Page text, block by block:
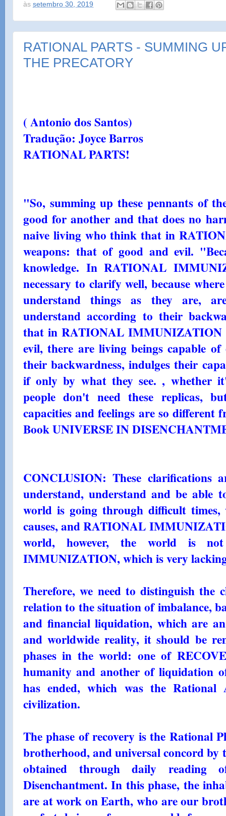
às setembro 30, 2019
RATIONAL PARTS - SUMMING
THE PRECATORY
( Antonio dos Santos)
Tradução: Joyce Barros
RATIONAL PARTS!
"So, summing up these pennants of
good for another and that does no
naive living who think that in
weapons: that of good and evil.
knowledge. In RATIONAL
necessary to clarify well, because
understand things as they are,
understand according to their
that in RATIONAL IMMUNIZATION
evil, there are living beings capable
their backwardness, indulges their
if only by what they see. , whether
people don't need these replicas,
capacities and feelings are so different
Book UNIVERSE IN
CONCLUSION: These clarifications
understand, understand and be able
world is going through difficult times,
causes, and RATIONAL
world, however, the world is
IMMUNIZATION, which is very
Therefore, we need to distinguish the
relation to the situation of imbalance,
and financial liquidation, which are
and worldwide reality, it should be
phases in the world: one of
humanity and another of liquidation
has ended, which was the Rational
civilization.
The phase of recovery is the Rational
brotherhood, and universal concord by
obtained through daily reading
Disenchantment. In this phase, the
are at work on Earth, who are our